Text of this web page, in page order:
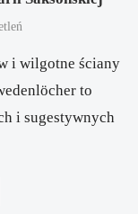
i wilgotne ściany
to
i sugestywnych